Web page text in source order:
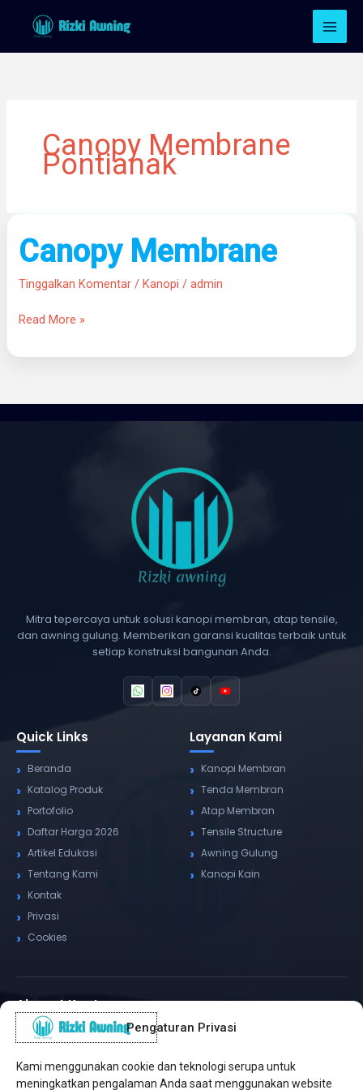
Pengaturan Privasi
Kami menggunakan cookie dan teknologi serupa untuk
meningkatkan pengalaman Anda saat menggunakan website
Canopy Membrane
Pontianak
Canopy Membrane
Tinggalkan Komentar /Kanopi /admin
Canopy
Membrane
Read More »
Mitra tepercaya untuk solusi kanopi membran, atap tensile,
dan awning gulung. Memberikan garansi kualitas terbaik untuk
setiap konstruksi bangunan Anda.
Quick Links
Beranda
Katalog Produk
Portofolio
Daftar Harga 2026
Artikel Edukasi
Tentang Kami
Kontak
Privasi
Cookies
Layanan Kami
Kanopi Membran
Tenda Membran
Atap Membran
Tensile Structure
Awning Gulung
Kanopi Kain
Alamat Kantor
✆ WhatsApp / Telepon
Pusat Sukabumi